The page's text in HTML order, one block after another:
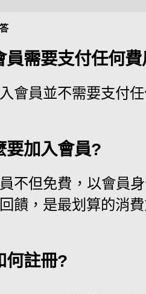
員需要支付任何
會員並不需要支付
要加入會員?
不但免費，以會員
饋，是最划算的消
何註冊?